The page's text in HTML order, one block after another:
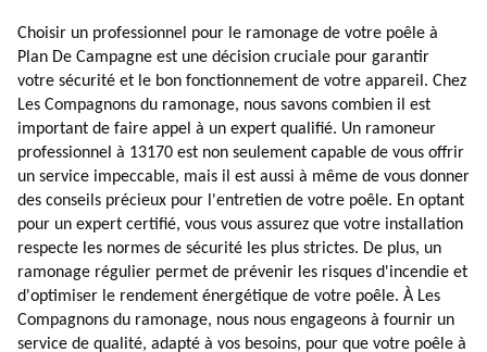
Choisir un professionnel pour le ramonage de votre poêle à
Plan De Campagne est une décision cruciale pour garantir
votre sécurité et le bon fonctionnement de votre appareil. Chez
Les Compagnons du ramonage, nous savons combien il est
important de faire appel à un expert qualifié. Un ramoneur
professionnel à 13170 est non seulement capable de vous offrir
un service impeccable, mais il est aussi à même de vous donner
des conseils précieux pour l'entretien de votre poêle. En optant
pour un expert certifié, vous vous assurez que votre installation
respecte les normes de sécurité les plus strictes. De plus, un
ramonage régulier permet de prévenir les risques d'incendie et
d'optimiser le rendement énergétique de votre poêle. À Les
Compagnons du ramonage, nous nous engageons à fournir un
service de qualité, adapté à vos besoins, pour que votre poêle à